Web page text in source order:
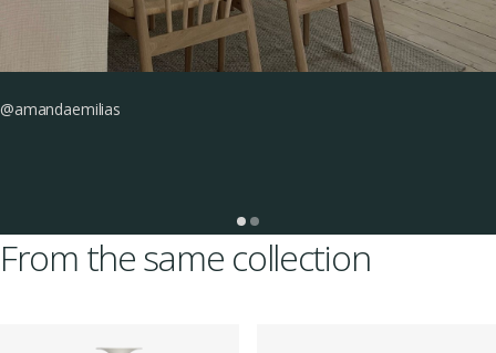
@amandaemilias
From the same collection